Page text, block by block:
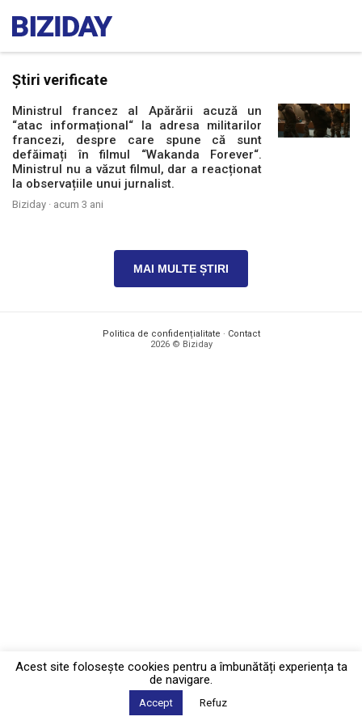
Știri verificate
Ministrul francez al Apărării acuză un
“atac informațional“ la adresa militarilor
francezi, despre care spune că sunt
defăimați în filmul “Wakanda Forever“.
Ministrul nu a văzut filmul, dar a reacționat
la observațiile unui jurnalist.
Biziday · acum 3 ani
MAI MULTE ȘTIRI
Politica de confidențialitate · Contact
2026 © Biziday
Acest site foloseşte cookies pentru a îmbunătăți experiența ta
de navigare.
Accept Refuz